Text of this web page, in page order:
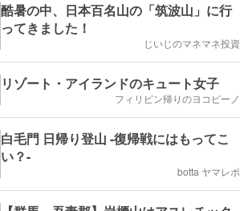
酷暑の中、日本百名山の「筑波山」に行
ってきました！
じいじのマネマネ投資
リゾート・アイランドのキュート女子
フィリピン帰りのヨコピーノ
白毛門 日帰り登山 -復帰戦にはもってこ
い？-
botta ヤマレポ